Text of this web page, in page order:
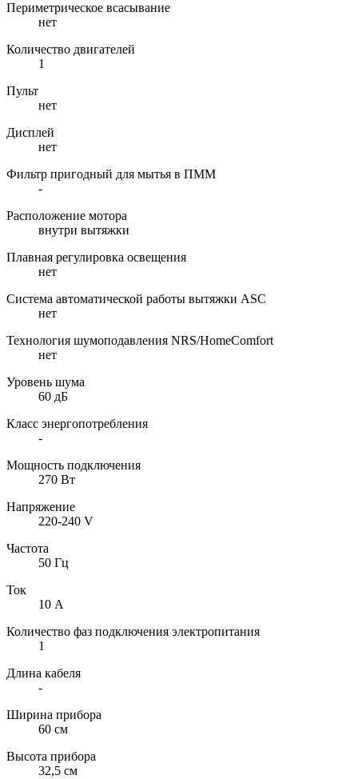
Периметрическое всасывание
нет
Количество двигателей
1
Пульт
нет
Дисплей
нет
Фильтр пригодный для мытья в ПММ
-
Расположение мотора
внутри вытяжки
Плавная регулировка освещения
нет
Система автоматической работы вытяжки ASC
нет
Технология шумоподавления NRS/HomeComfort
нет
Уровень шума
60 дБ
Класс энергопотребления
-
Мощность подключения
270 Вт
Напряжение
220-240 V
Частота
50 Гц
Ток
10 А
Количество фаз подключения электропитания
1
Длина кабеля
-
Ширина прибора
60 см
Высота прибора
32,5 см